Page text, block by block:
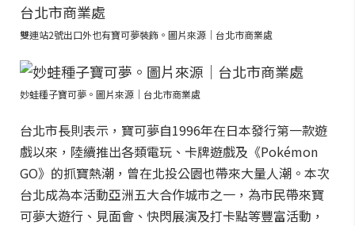
雙連站2號出口外也有寶可夢裝飾。圖片來源｜台北市商業處
妙蛙種子寶可夢。圖片來源｜台北市商業處
台北市長則表示，寶可夢自1996年在日本發行第一款遊
戲以來，陸續推出各類電玩、卡牌遊戲及《Pokémon
GO》的抓寶熱潮，曾在北投公園也帶來大量人潮。本次
台北成為本活動亞洲五大合作城市之一，為市民帶來寶
可夢大遊行、見面會、快閃展演及打卡點等豐富活動，